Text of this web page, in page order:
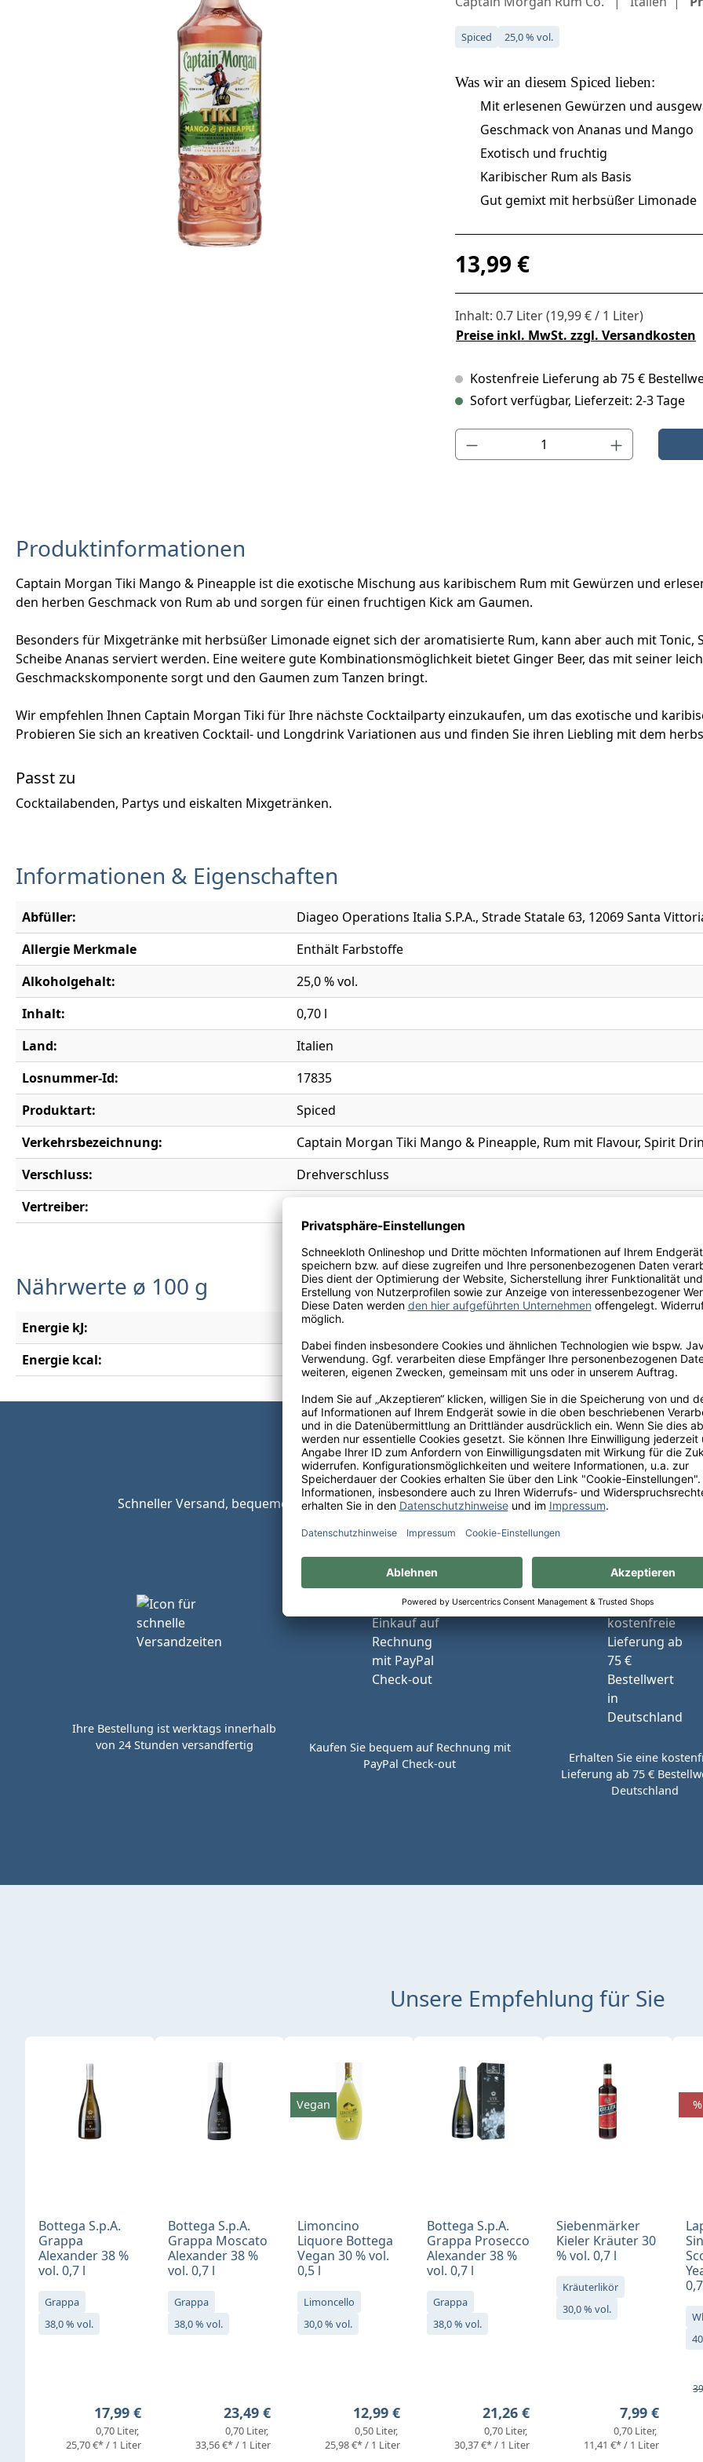
Spiced 25,0 % vol.
Was wir an diesem Spiced lieben:
Mit erlesenen Gewürzen und
Geschmack von Ananas und Mango
Exotisch und fruchtig
Karibischer Rum als Basis
Gut gemixt mit herbsüßer Limonade
Regulärer Preis:
13,99 €
Inhalt: 0.7 Liter(19,99 € / 1 Liter)
Preise inkl. MwSt. zzgl. Versandkosten
Kostenfreie Lieferung ab 75 €
Sofort verfügbar, Lieferzeit: 2-3 Tage
Produkt Anzahl: Gib den gewünschten Wert ein
Produktinformationen
Captain Morgan Tiki Mango & Pineapple ist die exotische Mischung aus karibischem Rum mit Gewürzen und
den herben Geschmack von Rum ab und sorgen für einen fruchtigen Kick am Gaumen.
Besonders für Mixgetränke mit herbsüßer Limonade eignet sich der aromatisierte Rum, kann aber auch mit
Scheibe Ananas serviert werden. Eine weitere gute Kombinationsmöglichkeit bietet Ginger Beer, das mit seiner
Geschmackskomponente sorgt und den Gaumen zum Tanzen bringt.
Wir empfehlen Ihnen Captain Morgan Tiki für Ihre nächste Cocktailparty einzukaufen, um das exotische und
Probieren Sie sich an kreativen Cocktail- und Longdrink Variationen aus und finden Sie ihren Liebling mit dem
Passt zu
Cocktailabenden, Partys und eiskalten Mixgetränken.
Informationen & Eigenschaften
Abfüller:
Diageo Operations Italia S.P.A., Strade Statale 63, 12069 Santa
Allergie Merkmale
Enthält Farbstoffe
Alkoholgehalt:
25,0 % vol.
Inhalt:
0,70 l
Land:
Italien
Losnummer-Id:
17835
Produktart:
Spiced
Verkehrsbezeichnung:
Captain Morgan Tiki Mango & Pineapple, Rum mit Flavour, Spirit
Verschluss:
Drehverschluss
Vertreiber:
Nährwerte ø 100 g
Energie kJ:
660 kJ
Energie kcal:
158 kcal
Ihre Schneekloth-Vorteile
Schneller Versand, bequeme Zahlungsoptionen, kostenfreie Lieferung innerhalb Deutschlands
Ihre Bestellung ist werktags innerhalb
von 24 Stunden versandfertig
Kaufen Sie bequem auf Rechnung mit
PayPal Check-out
Erhalten Sie eine
Lieferung ab 75 €
Deutschland
Unsere Empfehlung für Sie
Produktgalerie überspringen
Bottega S.p.A.
Grappa
Alexander 38 %
vol. 0,7 l
Grappa
38,0 % vol.
Regulärer Preis:
17,99 €
0,70 Liter
25,70 €* / 1 Liter
Bottega S.p.A.
Grappa Moscato
Alexander 38 %
vol. 0,7 l
Grappa
38,0 % vol.
Regulärer Preis:
23,49 €
0,70 Liter
33,56 €* / 1 Liter
Limoncino
Liquore Bottega
Vegan 30 % vol.
0,5 l
Limoncello
30,0 % vol.
Regulärer Preis:
12,99 €
0,50 Liter
25,98 €* / 1 Liter
Vegan
Bottega S.p.A.
Grappa Prosecco
Alexander 38 %
vol. 0,7 l
Grappa
38,0 % vol.
Regulärer Preis:
21,26 €
0,70 Liter
30,37 €* / 1 Liter
Siebenmärker
Kieler Kräuter 30
% vol. 0,7 l
Kräuterlikör
30,0 % vol.
Regulärer
7,99 €
0,70 Liter
11,41 €* / 1 Liter
%